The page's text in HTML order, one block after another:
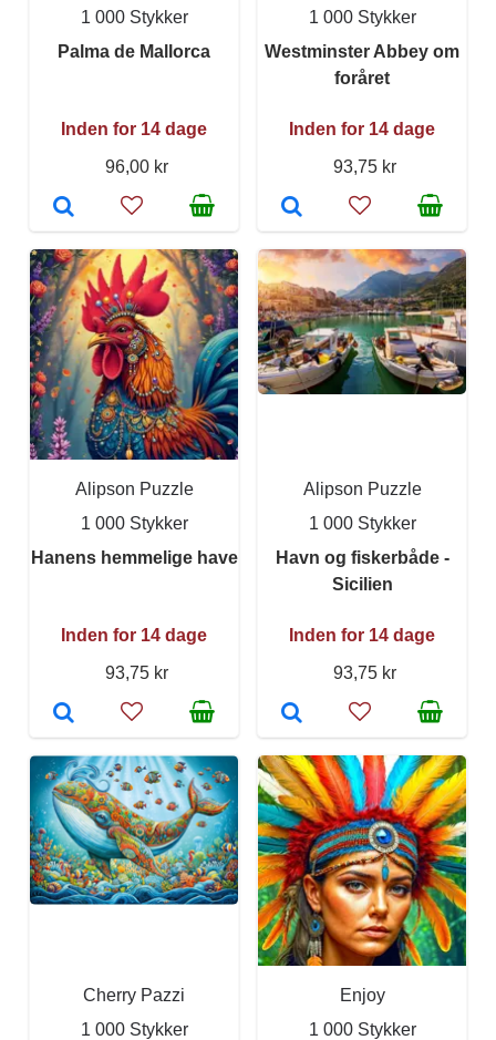
1 000 Stykker
Palma de Mallorca
Inden for 14 dage
96,00 kr
1 000 Stykker
Westminster Abbey om
foråret
Inden for 14 dage
93,75 kr
Alipson Puzzle
1 000 Stykker
Hanens hemmelige have
Inden for 14 dage
93,75 kr
Alipson Puzzle
1 000 Stykker
Havn og fiskerbåde -
Sicilien
Inden for 14 dage
93,75 kr
Cherry Pazzi
1 000 Stykker
Enjoy
1 000 Stykker